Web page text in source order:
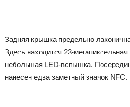
Задняя крышка предельно
Здесь находится 23-
небольшая LED-вспышка.
нанесен едва заметный значок NFC.